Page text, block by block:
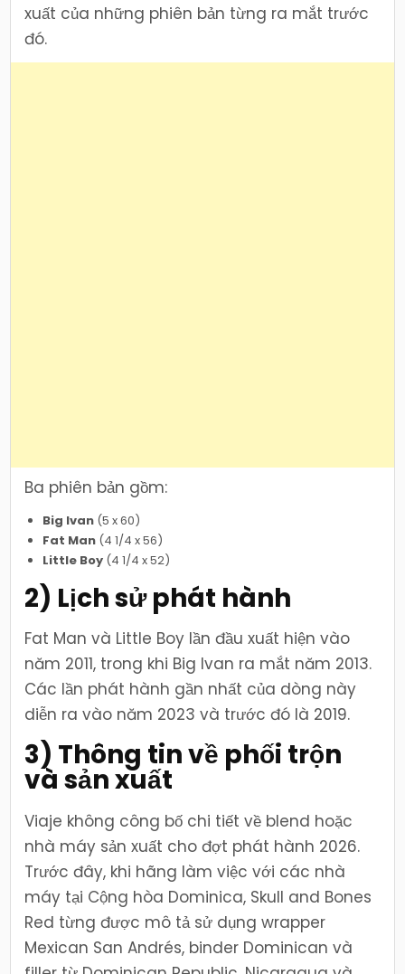
xuất của những phiên bản từng ra mắt trước
đó.
Ba phiên bản gồm:
Big Ivan (5 x 60)
Fat Man (4 1/4 x 56)
Little Boy (4 1/4 x 52)
2) Lịch sử phát hành
Fat Man và Little Boy lần đầu xuất hiện vào
năm 2011, trong khi Big Ivan ra mắt năm 2013.
Các lần phát hành gần nhất của dòng này
diễn ra vào năm 2023 và trước đó là 2019.
3) Thông tin về phối trộn
và sản xuất
Viaje không công bố chi tiết về blend hoặc
nhà máy sản xuất cho đợt phát hành 2026.
Trước đây, khi hãng làm việc với các nhà
máy tại Cộng hòa Dominica, Skull and Bones
Red từng được mô tả sử dụng wrapper
Mexican San Andrés, binder Dominican và